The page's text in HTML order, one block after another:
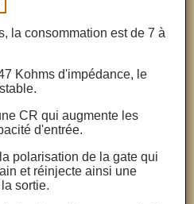
la consommation est de 7 à
Kohms d'impédance, le
CR qui augmente les
d'entrée.
polarisation de la gate qui
et réinjecte ainsi une
sortie.